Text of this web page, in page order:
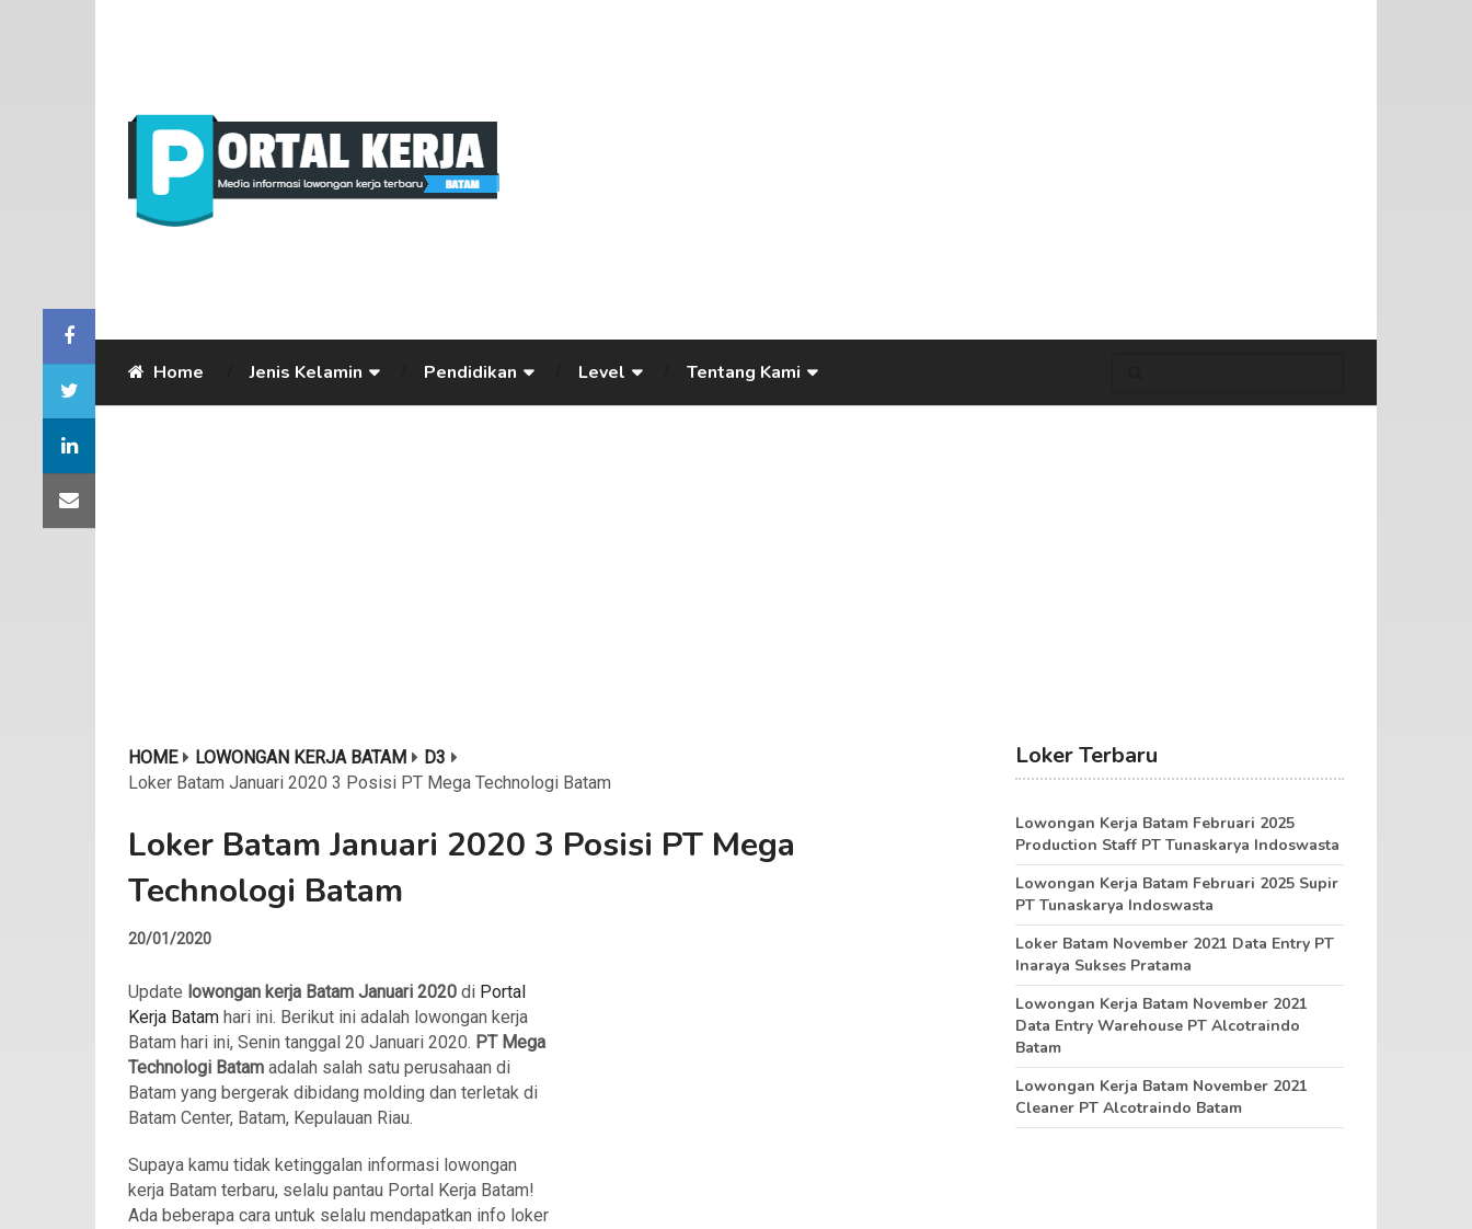
Home Jenis Kelamin Pendidikan Level Tentang Kami
HOME LOWONGAN KERJA BATAM
D3
Loker Batam Januari 2020 3 Posisi PT Mega Technologi Batam
Loker Batam Januari 2020 3 Posisi PT Mega
Technologi Batam
20/01/2020
Update lowongan kerja Batam Januari 2020 di Portal
Kerja Batam hari ini. Berikut ini adalah lowongan kerja
Batam hari ini, Senin tanggal 20 Januari 2020. PT Mega
Technologi Batam adalah salah satu perusahaan di
Batam yang bergerak dibidang molding dan terletak di
Batam Center, Batam, Kepulauan Riau.
Supaya kamu tidak ketinggalan informasi lowongan
kerja Batam terbaru, selalu pantau Portal Kerja Batam!
Ada beberapa cara untuk selalu mendapatkan info loker
Loker Terbaru
Lowongan Kerja Batam Februari 2025
Production Staff PT Tunaskarya Indoswasta
Lowongan Kerja Batam Februari 2025 Supir
PT Tunaskarya Indoswasta
Loker Batam November 2021 Data Entry PT
Inaraya Sukses Pratama
Lowongan Kerja Batam November 2021
Data Entry Warehouse PT Alcotraindo
Batam
Lowongan Kerja Batam November 2021
Cleaner PT Alcotraindo Batam